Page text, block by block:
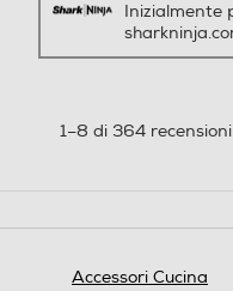
Inizialmente
1–8 di 364 recensioni
Accessori Cucina